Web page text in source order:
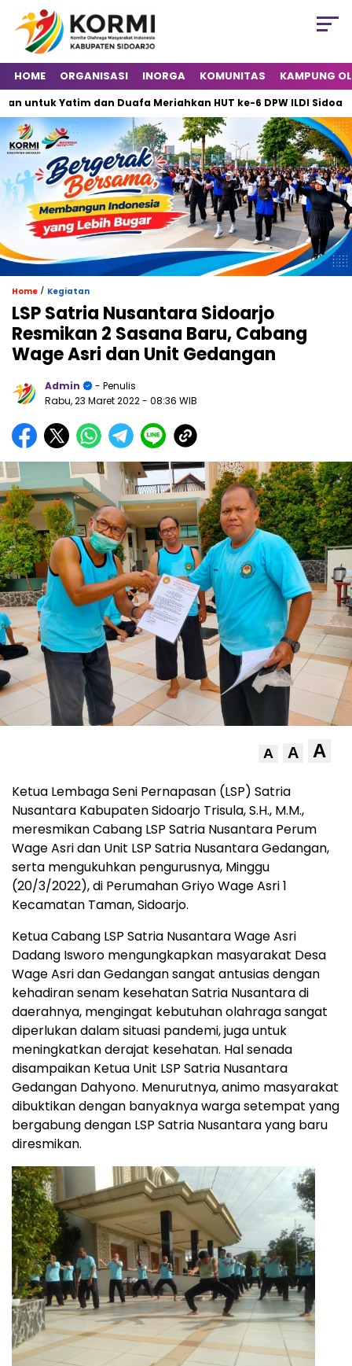
HOME ORGANISASI INORGA KOMUNITAS KAMPUNG
Yatim dan Duafa Meriahkan HUT ke-6 DPW ILDI Sidoarjo
Home / Kegiatan
LSP Satria Nusantara Sidoarjo
Resmikan 2 Sasana Baru, Cabang
Wage Asri dan Unit Gedangan
Admin
- Penulis
Rabu, 23 Maret 2022- 08:36 WIB
A A A
Ketua Lembaga Seni Pernapasan (LSP) Satria
Nusantara Kabupaten Sidoarjo Trisula, S.H., M.M.,
meresmikan Cabang LSP Satria Nusantara Perum
Wage Asri dan Unit LSP Satria Nusantara Gedangan,
serta mengukuhkan pengurusnya, Minggu
(20/3/2022), di Perumahan Griyo Wage Asri 1
Kecamatan Taman, Sidoarjo.
Ketua Cabang LSP Satria Nusantara Wage Asri
Dadang Isworo mengungkapkan masyarakat Desa
Wage Asri dan Gedangan sangat antusias dengan
kehadiran senam kesehatan Satria Nusantara di
daerahnya, mengingat kebutuhan olahraga sangat
diperlukan dalam situasi pandemi, juga untuk
meningkatkan derajat kesehatan. Hal senada
disampaikan Ketua Unit LSP Satria Nusantara
Gedangan Dahyono. Menurutnya, animo masyarakat
dibuktikan dengan banyaknya warga setempat yang
bergabung dengan LSP Satria Nusantara yang baru
diresmikan.